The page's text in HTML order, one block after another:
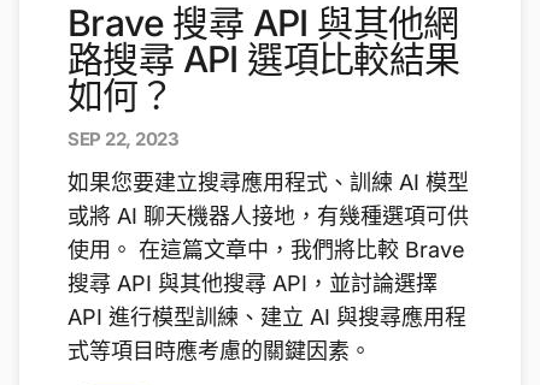
Brave 搜尋 API 與其他網
路搜尋 API 選項比較結果
如何？
SEP 22, 2023
如果您要建立搜尋應用程式、訓練 AI 模型
或將 AI 聊天機器人接地，有幾種選項可供
使用。 在這篇文章中，我們將比較 Brave
搜尋 API 與其他搜尋 API，並討論選擇
API 進行模型訓練、建立 AI 與搜尋應用程
式等項目時應考慮的關鍵因素。